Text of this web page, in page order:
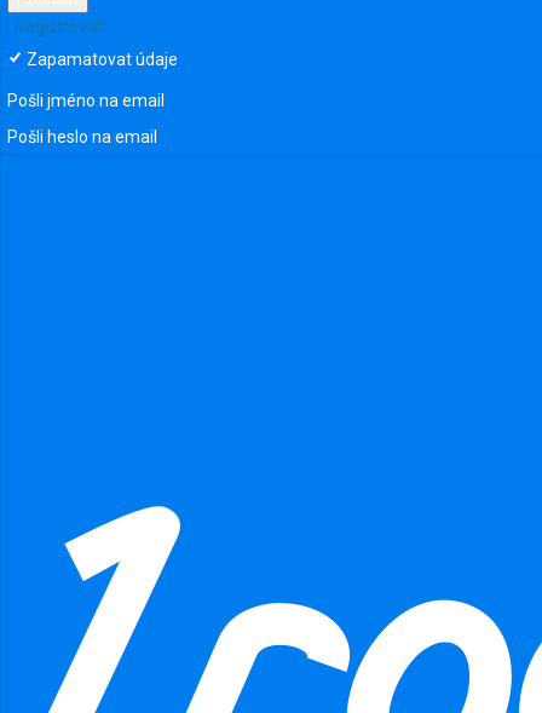
Registrovat
Zapamatovat údaje
Pošli jméno na email
Pošli heslo na email
Přidat jako přítele